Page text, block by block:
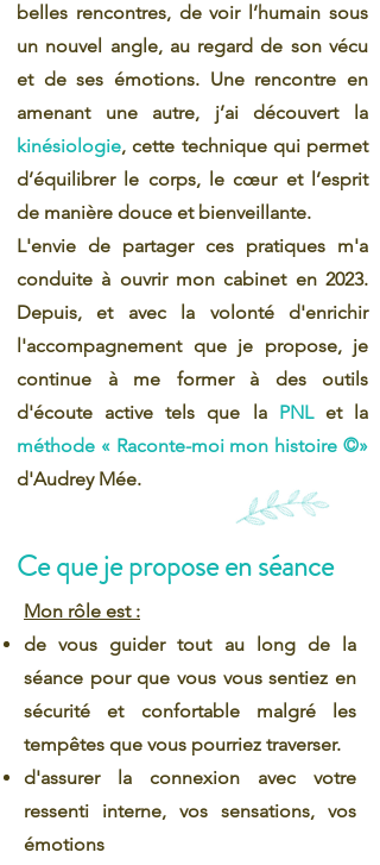
belles rencontres, de voir l’humain sous
un nouvel angle, au regard de son vécu
et de ses émotions. Une rencontre en
amenant une autre, j’ai découvert la
kinésiologie, cette technique qui permet
d’équilibrer le corps, le cœur et l’esprit
de manière douce et bienveillante.
L'envie de partager ces pratiques m'a
conduite à ouvrir mon cabinet en 2023.
Depuis, et avec la volonté d'enrichir
l'accompagnement que je propose, je
continue à me former à des outils
d'écoute active tels que la PNLet la
méthode « Raconte-moi mon histoire ©»
d'Audrey Mée.
Ce que je propose en séance
Mon rôle est :
de vous guider tout au long de la
séance pour que vous vous sentiez en
sécurité et confortable malgré les
tempêtes que vous pourriez traverser.
d'assurer la connexion avec votre
ressenti interne, vos sensations, vos
émotions